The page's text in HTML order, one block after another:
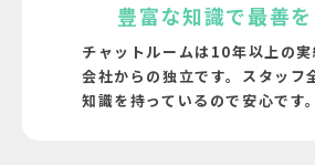
豊富な知識で最善
チャットルームは10年以上の
会社からの独立です。 スタッフ
知識を持っているので安心です。